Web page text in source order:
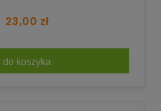
23,00 zł
do koszyka